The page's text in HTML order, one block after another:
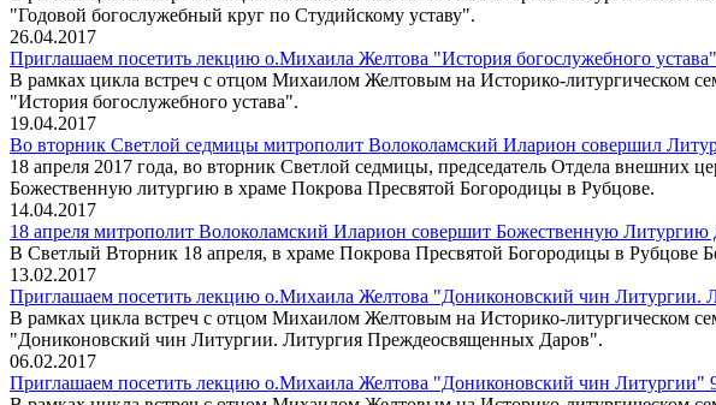
"Годовой богослужебный круг по Студийскому уставу".
26.04.2017
Приглашаем посетить лекцию о.Михаила Желтова "История богослужебного
В рамках цикла встреч с отцом Михаилом Желтовым на Историко-литургическом
"История богослужебного устава".
19.04.2017
Во вторник Светлой седмицы митрополит Волоколамский Иларион совершил
18 апреля 2017 года, во вторник Светлой седмицы, председатель Отдела
Божественную литургию в храме Покрова Пресвятой Богородицы в Рубцове.
14.04.2017
18 апреля митрополит Волоколамский Иларион совершит Божественную
В Светлый Вторник 18 апреля, в храме Покрова Пресвятой Богородицы в
13.02.2017
Приглашаем посетить лекцию о.Михаила Желтова "Дониконовский чин Литургии.
В рамках цикла встреч с отцом Михаилом Желтовым на Историко-литургическом
"Дониконовский чин Литургии. Литургия Преждеосвященных Даров".
06.02.2017
Приглашаем посетить лекцию о.Михаила Желтова "Дониконовский чин Литургии"